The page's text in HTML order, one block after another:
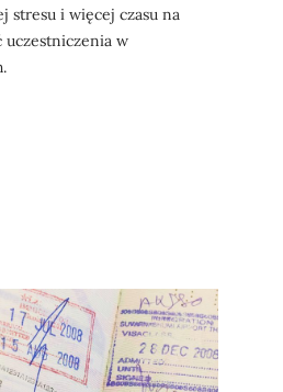
stresu i więcej czasu na
uczestniczenia w